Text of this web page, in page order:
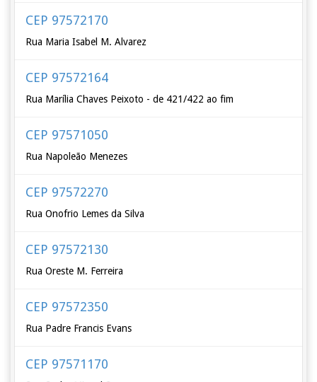
CEP 97572170
Rua Maria Isabel M. Alvarez
CEP 97572164
Rua Marília Chaves Peixoto - de 421/422 ao fim
CEP 97571050
Rua Napoleão Menezes
CEP 97572270
Rua Onofrio Lemes da Silva
CEP 97572130
Rua Oreste M. Ferreira
CEP 97572350
Rua Padre Francis Evans
CEP 97571170